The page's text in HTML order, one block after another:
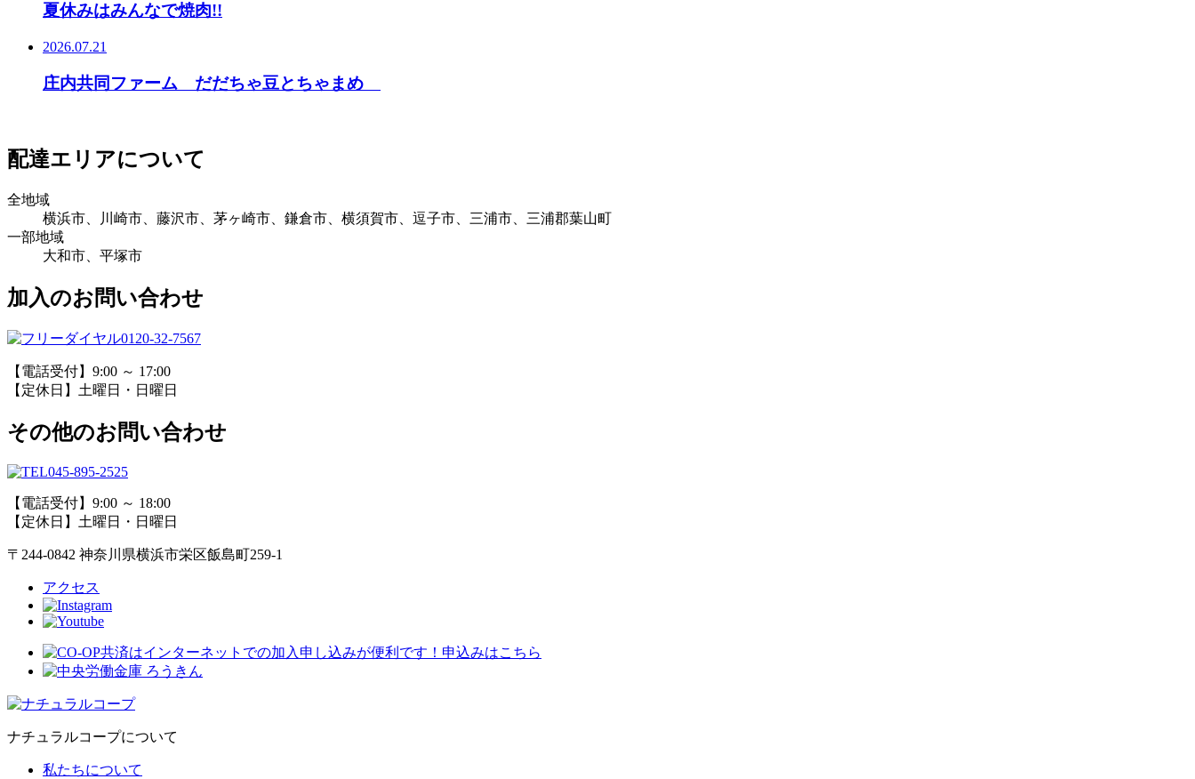
夏休みはみんなで焼肉!!
2026.07.21
庄内共同ファーム だだちゃ豆とちゃまめ
配達エリアについて
全地域
横浜市、川崎市、藤沢市、茅ヶ崎市、鎌倉市、横須賀市、逗子市、三浦市、三浦郡葉山町
一部地域
大和市、平塚市
加入のお問い合わせ
0120-32-7567
【電話受付】9:00 ～ 17:00
【定休日】土曜日・日曜日
その他のお問い合わせ
045-895-2525
【電話受付】9:00 ～ 18:00
【定休日】土曜日・日曜日
〒244-0842 神奈川県横浜市栄区飯島町259-1
アクセス
ナチュラルコープについて
私たちについて